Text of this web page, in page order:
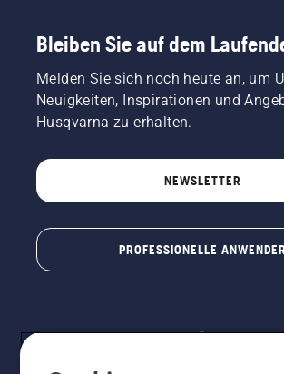
Bleiben Sie auf dem
Melden Sie sich noch heute an, um
Neuigkeiten, Inspirationen und
Husqvarna zu erhalten.
NEWSLETTER
PROFESSIONELLE